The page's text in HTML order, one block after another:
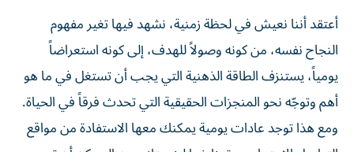
أعتقد أننا نعيش في لحظة زمنية، نشهد فيها تغير مفهوم
النجاح نفسه، من كونه وصولاً للهدف، إلى كونه استعراضاً
يومياً، يستنزف الطاقة الذهنية التي يجب أن تستغل في ما هو
أهم وتوجّه نحو المنجزات الحقيقية التي تحدث فرقاً في الحياة.
ومع هذا توجد عادات يومية يمكنك معها الاستفادة من مواقع